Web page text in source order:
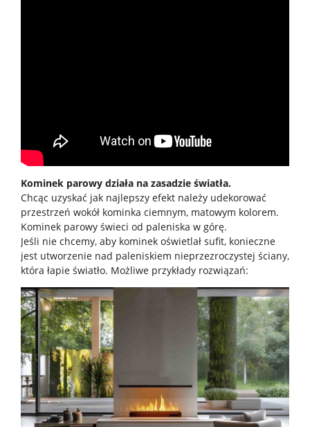
Kominek parowy działa na zasadzie światła.
Chcąc uzyskać jak najlepszy efekt należy udekorować
przestrzeń wokół kominka ciemnym, matowym kolorem.
Kominek parowy świeci od paleniska w górę.
Jeśli nie chcemy, aby kominek oświetlał sufit, konieczne
jest utworzenie nad paleniskiem nieprzezroczystej ściany,
która łapie światło. Możliwe przykłady rozwiązań: